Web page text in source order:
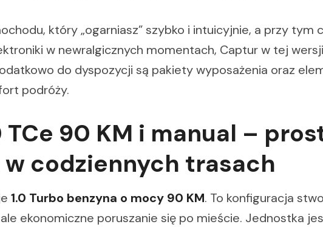
który „ogarniasz” szybko i intuicyjnie, a przy tym
w newralgicznych momentach, Captur w tej wersji
do dyspozycji są pakiety wyposażenia oraz
podróży.
TCe 90 KM i manual –
codziennych trasach
1.0 Turbo benzyna o mocy 90 KM. To konfiguracja
ekonomiczne poruszanie się po mieście. Jednostka